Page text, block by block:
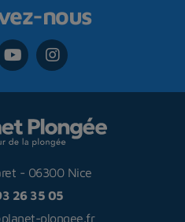
nous
- 06300 Nice
26 35 05
plongee.fr